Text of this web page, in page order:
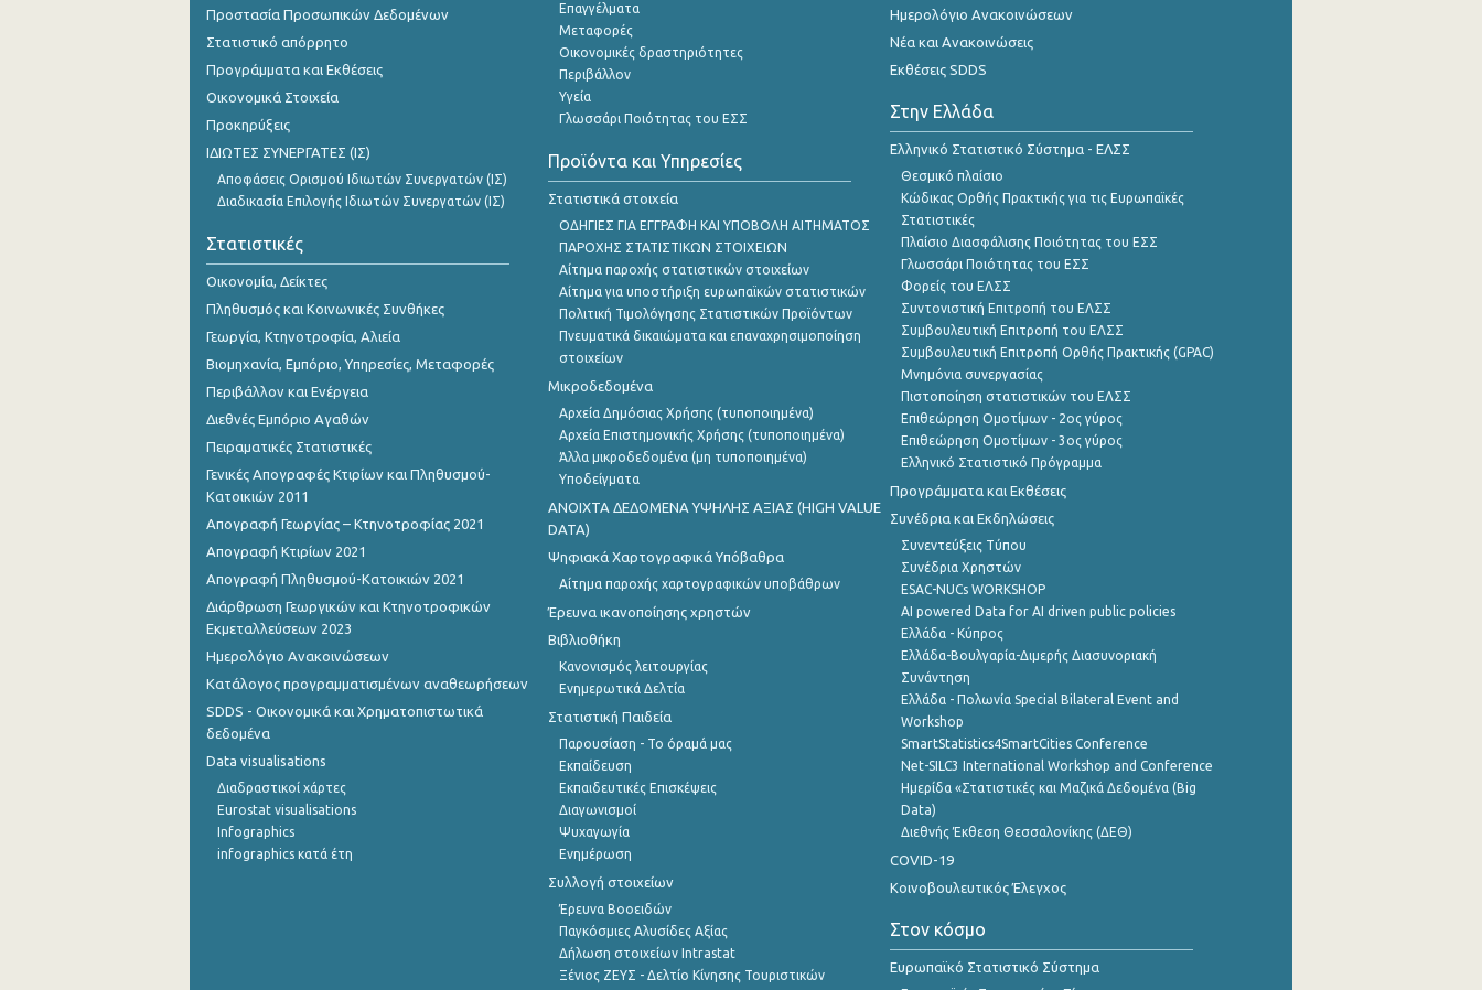
Νοεμβρίου 2023
Σεπτεμβρίου 2023
Αυγούστου 2023
Ιουλίου 2023
Μαΐου 2023
Απριλίου 2023
Μαρτίου 2023
Φεβρουαρίου 2023
Ιανουαρίου 2023
Δεκεμβρίου 2022
Νοεμβρίου 2022
Οκτωβρίου 2022
Σεπτεμβρίου 2022
Αυγούστου 2022
Ιουλίου 2022
Ιουνίου 2022
Μαΐου 2022
Απριλίου 2022
Μαρτίου 2022
Φεβρουαρίου 2022
Προστασία Προσωπικών Δεδομένων
Στατιστικό απόρρητο
Προγράμματα και Εκθέσεις
Οικονομικά Στοιχεία
Προκηρύξεις
ΙΔΙΩΤΕΣ ΣΥΝΕΡΓΑΤΕΣ (ΙΣ)
Αποφάσεις Ορισμού Ιδιωτών Συνεργατών (ΙΣ)
Διαδικασία Επιλογής Ιδιωτών Συνεργατών (ΙΣ)
Στατιστικές
Οικονομία, Δείκτες
Πληθυσμός και Κοινωνικές Συνθήκες
Γεωργία, Κτηνοτροφία, Αλιεία
Βιομηχανία, Εμπόριο, Υπηρεσίες, Μεταφορές
Περιβάλλον και Ενέργεια
Διεθνές Εμπόριο Αγαθών
Πειραματικές Στατιστικές
Γενικές Απογραφές Κτιρίων και Πληθυσμού-
Κατοικιών 2011
Απογραφή Γεωργίας – Κτηνοτροφίας 2021
Απογραφή Κτιρίων 2021
Απογραφή Πληθυσμού-Κατοικιών 2021
Διάρθρωση Γεωργικών και Κτηνοτροφικών
Εκμεταλλεύσεων 2023
Ημερολόγιο Ανακοινώσεων
Κατάλογος προγραμματισμένων αναθεωρήσεων
SDDS - Οικονομικά και Χρηματοπιστωτικά
δεδομένα
Data visualisations
Διαδραστικοί χάρτες
Eurostat visualisations
Infographics
infographics κατά έτη
Επαγγέλματα
Μεταφορές
Οικονομικές δραστηριότητες
Περιβάλλον
Υγεία
Γλωσσάρι Ποιότητας του ΕΣΣ
Προϊόντα και Υπηρεσίες
Στατιστικά στοιχεία
ΟΔΗΓΙΕΣ ΓΙΑ ΕΓΓΡΑΦΗ ΚΑΙ ΥΠΟΒΟΛΗ ΑΙΤΗΜΑΤΟΣ
ΠΑΡΟΧΗΣ ΣΤΑΤΙΣΤΙΚΩΝ ΣΤΟΙΧΕΙΩΝ
Αίτημα παροχής στατιστικών στοιχείων
Αίτημα για υποστήριξη ευρωπαϊκών στατιστικών
Πολιτική Τιμολόγησης Στατιστικών Προϊόντων
Πνευματικά δικαιώματα και επαναχρησιμοποίηση
στοιχείων
Μικροδεδομένα
Αρχεία Δημόσιας Χρήσης (τυποποιημένα)
Αρχεία Επιστημονικής Χρήσης (τυποποιημένα)
Άλλα μικροδεδομένα (μη τυποποιημένα)
Υποδείγματα
ANOIXTA ΔΕΔΟΜΕΝΑ ΥΨΗΛΗΣ ΑΞΙΑΣ (HIGH VALUE
DATA)
Ψηφιακά Χαρτογραφικά Υπόβαθρα
Αίτημα παροχής χαρτογραφικών υποβάθρων
Έρευνα ικανοποίησης χρηστών
Βιβλιοθήκη
Κανονισμός λειτουργίας
Ενημερωτικά Δελτία
Στατιστική Παιδεία
Παρουσίαση - Το όραμά μας
Εκπαίδευση
Εκπαιδευτικές Επισκέψεις
Διαγωνισμοί
Ψυχαγωγία
Ενημέρωση
Συλλογή στοιχείων
Έρευνα Βοοειδών
Παγκόσμιες Αλυσίδες Αξίας
Δήλωση στοιχείων Intrastat
Ξένιος ΖΕΥΣ - Δελτίο Κίνησης Τουριστικών
Ημερολόγιο Ανακοινώσεων
Νέα και Ανακοινώσεις
Εκθέσεις SDDS
Στην Ελλάδα
Ελληνικό Στατιστικό Σύστημα - ΕΛΣΣ
Θεσμικό πλαίσιο
Κώδικας Ορθής Πρακτικής για τις Ευρωπαϊκές
Στατιστικές
Πλαίσιο Διασφάλισης Ποιότητας του ΕΣΣ
Γλωσσάρι Ποιότητας του ΕΣΣ
Φορείς του ΕΛΣΣ
Συντονιστική Επιτροπή του ΕΛΣΣ
Συμβουλευτική Επιτροπή του ΕΛΣΣ
Συμβουλευτική Επιτροπή Ορθής Πρακτικής (GPAC)
Μνημόνια συνεργασίας
Πιστοποίηση στατιστικών του ΕΛΣΣ
Επιθεώρηση Ομοτίμων - 2ος γύρος
Επιθεώρηση Ομοτίμων - 3ος γύρος
Ελληνικό Στατιστικό Πρόγραμμα
Προγράμματα και Εκθέσεις
Συνέδρια και Εκδηλώσεις
Συνεντεύξεις Τύπου
Συνέδρια Χρηστών
ESAC-NUCs WORKSHOP
AI powered Data for AI driven public policies
Ελλάδα - Κύπρος
Ελλάδα-Βουλγαρία-Διμερής Διασυνοριακή
Συνάντηση
Ελλάδα - Πολωνία Special Bilateral Event and
Workshop
SmartStatistics4SmartCities Conference
Net-SILC3 International Workshop and Conference
Ημερίδα «Στατιστικές και Μαζικά Δεδομένα (Big
Data)
Διεθνής Έκθεση Θεσσαλονίκης (ΔΕΘ)
COVID-19
Κοινοβουλευτικός Έλεγχος
Στον κόσμο
Ευρωπαϊκό Στατιστικό Σύστημα